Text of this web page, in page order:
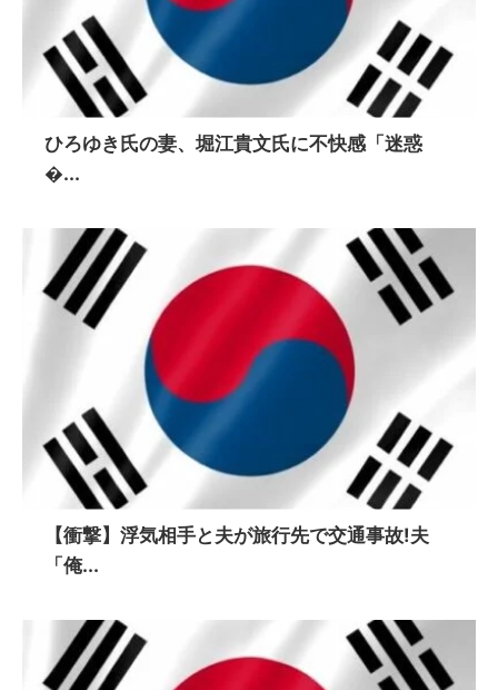
ひろゆき氏の妻、堀江貴文氏に不快感「迷惑
�...
【衝撃】浮気相手と夫が旅行先で交通事故!夫
「俺...